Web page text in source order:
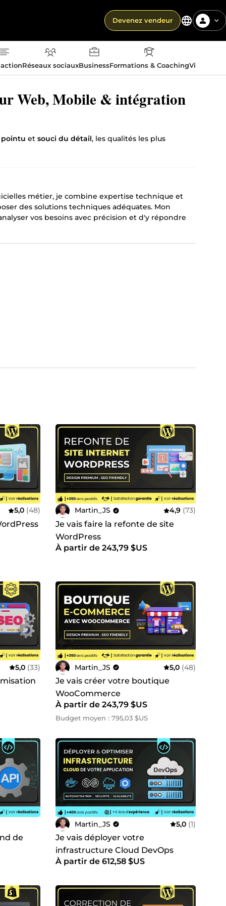
Devenez vendeur
Réseaux sociauxBusinessFormations & CoachingVie
Web, Mobile & intégration
pointu et souci du détail, les qualités les plus
métier, je combine expertise technique et
des solutions techniques adéquates. Mon
vos besoins avec précision et d'y répondre
moi pour échanger sur vos besoins et
objectifs. Ensemble, transformons vos idées en
Elixir, C#
Kartra et bien d’autres.
2020.
mesure pour répondre à leurs besoins en
à vos objectifs et votre budget.
de l'entreprise et atteindre les objectifs visés.
5,0 (48) Martin_JS 4,9 (73)
Je vais faire la refonte de site
WordPress
À partir de 243,79 $US
5,0 (33) Martin_JS 5,0 (48)
Je vais créer votre boutique
WooCommerce
À partir de 243,79 $US
Budget moyen : 795,03 $US
de
Martin_JS 5,0 (1)
Je vais déployer votre
infrastructure Cloud DevOps
À partir de 612,58 $US